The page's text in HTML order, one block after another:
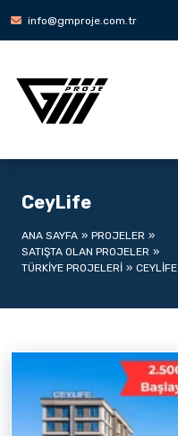
info@gmproje.com.tr
CeyLife
ANA SAYFA
PROJELER
SATIŞTA OLAN PROJELER
TÜRKIYE PROJELERI
CEYLIFE